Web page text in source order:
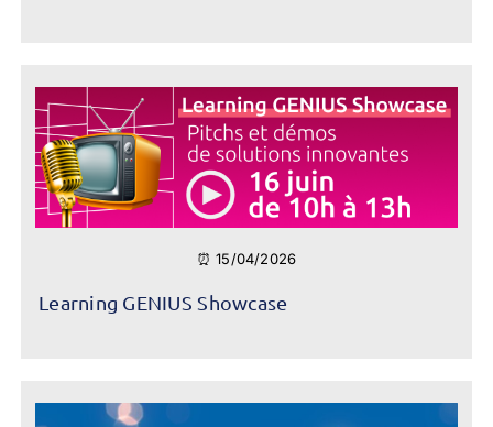
⏰ 15/04/2026
Learning GENIUS Showcase